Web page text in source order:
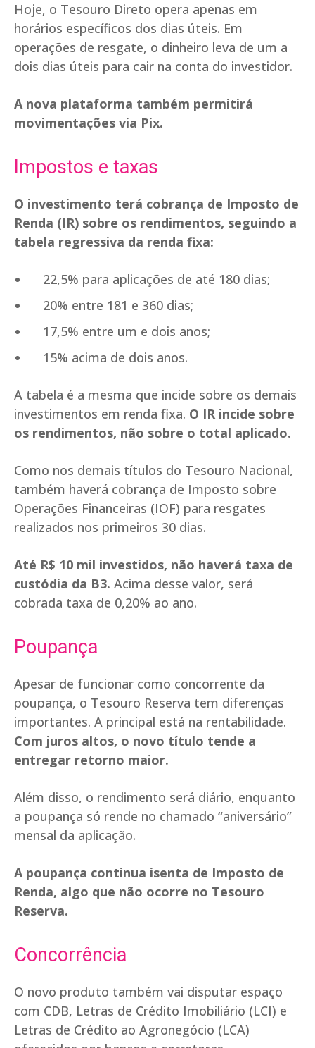
Hoje, o Tesouro Direto opera apenas em
horários específicos dos dias úteis. Em
operações de resgate, o dinheiro leva de um a
dois dias úteis para cair na conta do investidor.
A nova plataforma também permitirá
movimentações via Pix.
Impostos e taxas
O investimento terá cobrança de Imposto de
Renda (IR) sobre os rendimentos, seguindo a
tabela regressiva da renda fixa:
22,5% para aplicações de até 180 dias;
20% entre 181 e 360 dias;
17,5% entre um e dois anos;
15% acima de dois anos.
A tabela é a mesma que incide sobre os demais
investimentos em renda fixa. O IR incide sobre
os rendimentos, não sobre o total aplicado.
Como nos demais títulos do Tesouro Nacional,
também haverá cobrança de Imposto sobre
Operações Financeiras (IOF) para resgates
realizados nos primeiros 30 dias.
Até R$ 10 mil investidos, não haverá taxa de
custódia da B3. Acima desse valor, será
cobrada taxa de 0,20% ao ano.
Poupança
Apesar de funcionar como concorrente da
poupança, o Tesouro Reserva tem diferenças
importantes. A principal está na rentabilidade.
Com juros altos, o novo título tende a
entregar retorno maior.
Além disso, o rendimento será diário, enquanto
a poupança só rende no chamado “aniversário”
mensal da aplicação.
A poupança continua isenta de Imposto de
Renda, algo que não ocorre no Tesouro
Reserva.
Concorrência
O novo produto também vai disputar espaço
com CDB, Letras de Crédito Imobiliário (LCI) e
Letras de Crédito ao Agronegócio (LCA)